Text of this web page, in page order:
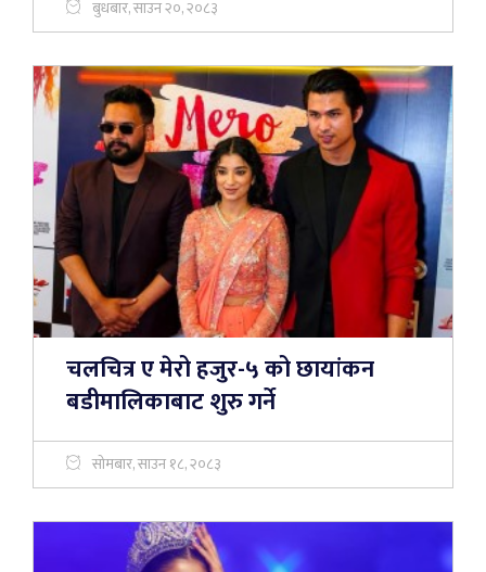
बुधबार, साउन २०, २०८३
चलचित्र ए मेरो हजुर-५ को छायांकन
बडीमालिकाबाट शुरु गर्ने
सोमबार, साउन १८, २०८३